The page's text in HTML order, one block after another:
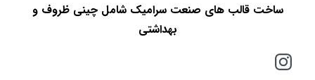
ساخت قالب های صنعت سرامیک شامل چینی ظروف و
بهداشتی